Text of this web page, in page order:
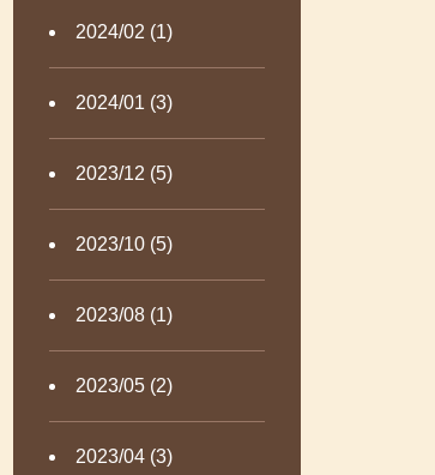
2024/02 (1)
2024/01 (3)
2023/12 (5)
2023/10 (5)
2023/08 (1)
2023/05 (2)
2023/04 (3)